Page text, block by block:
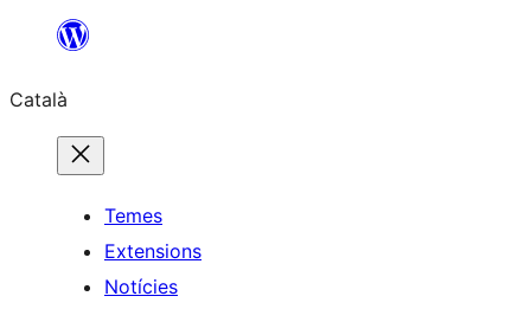
contingut
Català
Temes
Extensions
Notícies